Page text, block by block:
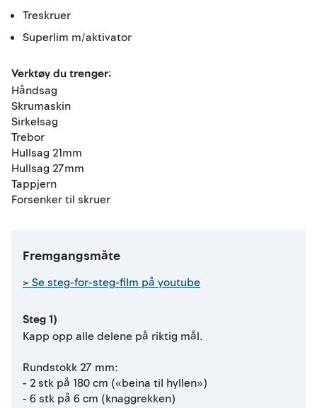
Treskruer
Superlim m/aktivator
Verktøy du trenger:
Håndsag
Skrumaskin
Sirkelsag
Trebor
Hullsag 21mm
Hullsag 27mm
Tappjern
Forsenker til skruer
Fremgangsmåte
> Se steg-for-steg-film på youtube
Steg 1)
Kapp opp alle delene på riktig mål.
Rundstokk 27 mm:
- 2 stk på 180 cm («beina til hyllen»)
- 6 stk på 6 cm (knaggrekken)